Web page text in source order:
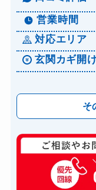
営業時間
対応エリア
玄関カギ開
そ
玄関カギ修
玄関カギ作